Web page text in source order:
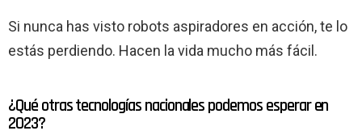
Si nunca has visto robots aspiradores en acción, te lo
estás perdiendo. Hacen la vida mucho más fácil.
¿Qué otras tecnologías nacionales podemos esperar en
2023?